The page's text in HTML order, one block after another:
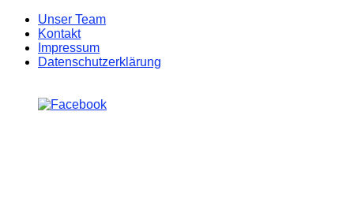
Unser Team
Kontakt
Impressum
Datenschutzerklärung